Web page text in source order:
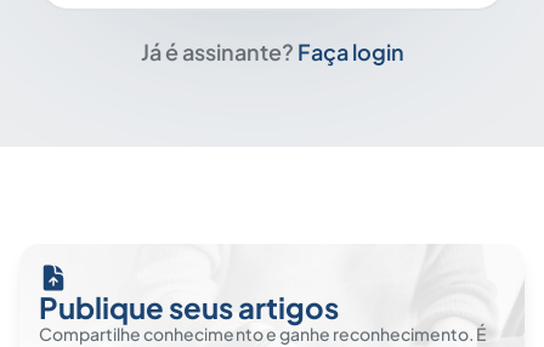
Já é assinante? Faça login
Publique seus artigos
Compartilhe conhecimento e ganhe reconhecimento. É